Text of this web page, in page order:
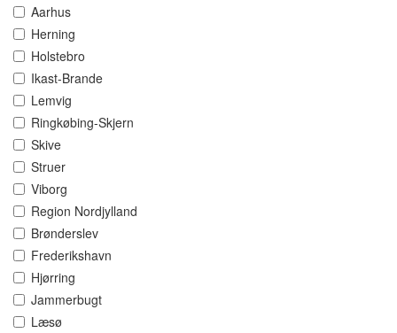
Aarhus
Herning
Holstebro
Ikast-Brande
Lemvig
Ringkøbing-Skjern
Skive
Struer
Viborg
Region Nordjylland
Brønderslev
Frederikshavn
Hjørring
Jammerbugt
Læsø